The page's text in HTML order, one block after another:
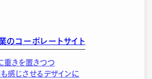
のコーポレートサイト
重きを置きつつ
感じさせるデザインに